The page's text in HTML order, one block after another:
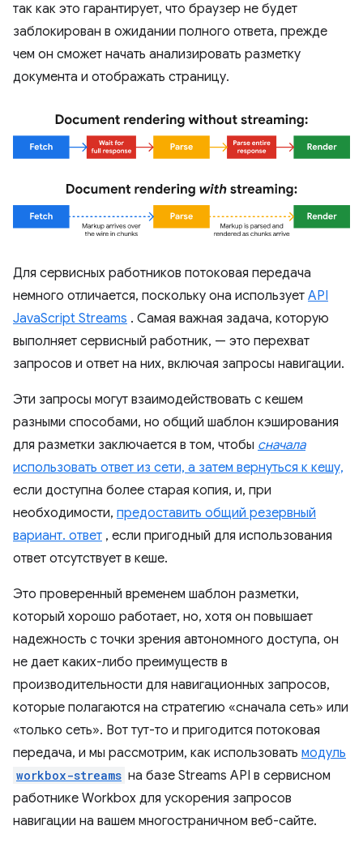
так как это гарантирует, что браузер не будет
заблокирован в ожидании полного ответа, прежде
чем он сможет начать анализировать разметку
документа и отображать страницу.
Для сервисных работников потоковая передача
немного отличается, поскольку она использует API
JavaScript Streams . Самая важная задача, которую
выполняет сервисный работник, — это перехват
запросов и ответ на них, включая запросы навигации.
Эти запросы могут взаимодействовать с кешем
разными способами, но общий шаблон кэширования
для разметки заключается в том, чтобы сначала
использовать ответ из сети, а затем вернуться к кешу,
если доступна более старая копия, и, при
необходимости, предоставить общий резервный
вариант. ответ , если пригодный для использования
ответ отсутствует в кеше.
Это проверенный временем шаблон разметки,
который хорошо работает, но, хотя он повышает
надежность с точки зрения автономного доступа, он
не дает каких-либо преимуществ в
производительности для навигационных запросов,
которые полагаются на стратегию «сначала сеть» или
«только сеть». Вот тут-то и пригодится потоковая
передача, и мы рассмотрим, как использовать модуль
workbox-streams на базе Streams API в сервисном
работнике Workbox для ускорения запросов
навигации на вашем многостраничном веб-сайте.